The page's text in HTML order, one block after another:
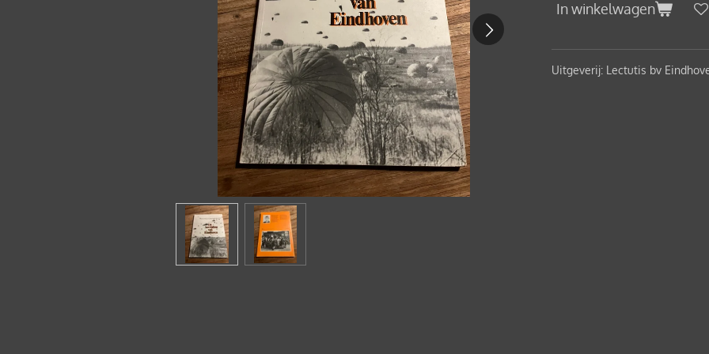
In winkelwagen
Uitgeverij: Lectutis bv